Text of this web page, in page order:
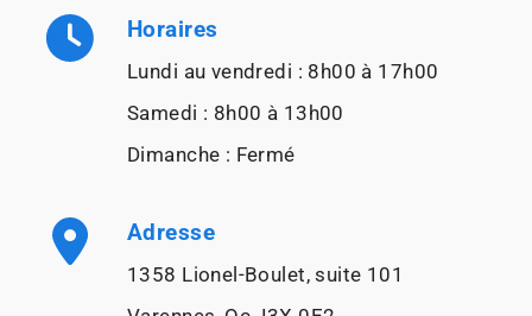
Horaires
Lundi au vendredi : 8h00 à 17h00
Samedi : 8h00 à 13h00
Dimanche : Fermé
Adresse
1358 Lionel-Boulet, suite 101